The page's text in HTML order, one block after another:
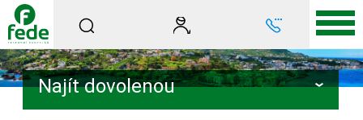
Najít dovolenou